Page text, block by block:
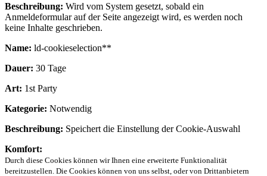
Beschreibung: Wird vom System gesetzt, sobald ein
Anmeldeformular auf der Seite angezeigt wird, es werden noch
keine Inhalte geschrieben.
Name: ld-cookieselection**
Dauer: 30 Tage
Art: 1st Party
Kategorie: Notwendig
Beschreibung: Speichert die Einstellung der Cookie-Auswahl
Komfort:
Durch diese Cookies können wir Ihnen eine erweiterte Funktionalität
bereitzustellen. Die Cookies können von uns selbst, oder von Drittanbietern